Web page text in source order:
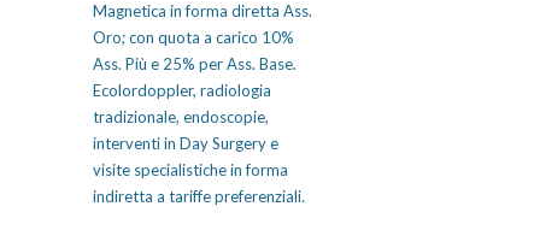
Magnetica in forma diretta Ass.
Oro; con quota a carico 10%
Ass. Più e 25% per Ass. Base.
Ecolordoppler, radiologia
tradizionale, endoscopie,
interventi in Day Surgery e
visite specialistiche in forma
indiretta a tariffe preferenziali.